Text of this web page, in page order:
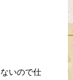
いので仕